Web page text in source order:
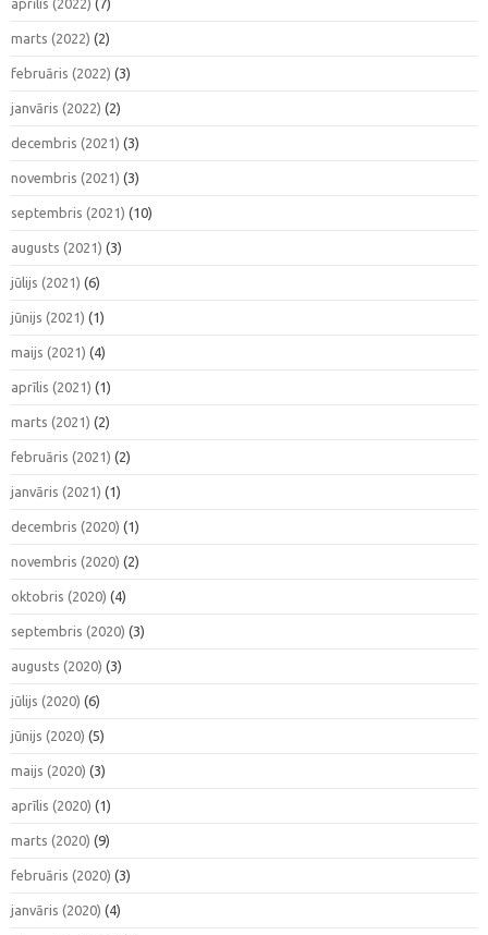
marts (2022) (2)
februāris (2022) (3)
janvāris (2022) (2)
decembris (2021) (3)
novembris (2021) (3)
septembris (2021) (10)
augusts (2021) (3)
jūlijs (2021) (6)
jūnijs (2021) (1)
maijs (2021) (4)
aprīlis (2021) (1)
marts (2021) (2)
februāris (2021) (2)
janvāris (2021) (1)
decembris (2020) (1)
novembris (2020) (2)
oktobris (2020) (4)
septembris (2020) (3)
augusts (2020) (3)
jūlijs (2020) (6)
jūnijs (2020) (5)
maijs (2020) (3)
aprīlis (2020) (1)
marts (2020) (9)
februāris (2020) (3)
janvāris (2020) (4)